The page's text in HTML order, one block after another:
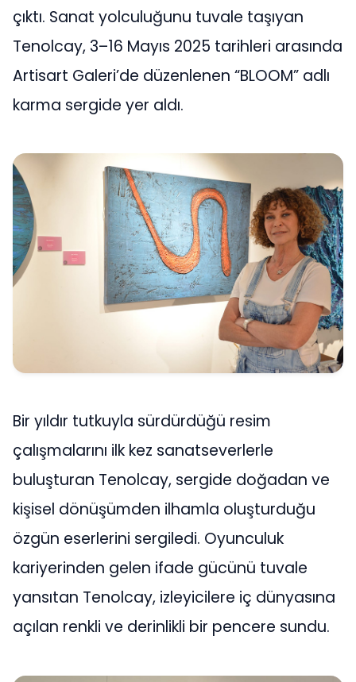
çıktı. Sanat yolculuğunu tuvale taşıyan
Tenolcay, 3–16 Mayıs 2025 tarihleri arasında
Artisart Galeri’de düzenlenen “BLOOM” adlı
karma sergide yer aldı.
Bir yıldır tutkuyla sürdürdüğü resim
çalışmalarını ilk kez sanatseverlerle
buluşturan Tenolcay, sergide doğadan ve
kişisel dönüşümden ilhamla oluşturduğu
özgün eserlerini sergiledi. Oyunculuk
kariyerinden gelen ifade gücünü tuvale
yansıtan Tenolcay, izleyicilere iç dünyasına
açılan renkli ve derinlikli bir pencere sundu.